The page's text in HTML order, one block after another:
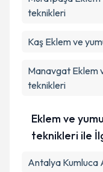
teknikleri
Kaş Eklem ve
Manavgat Eklem
teknikleri
Eklem ve
teknikleri ile
Antalya Kumluca